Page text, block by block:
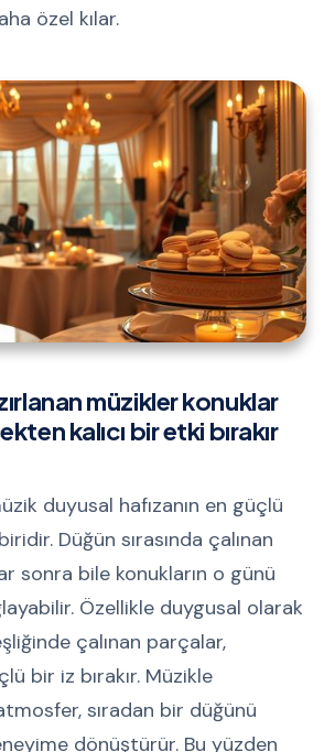
özel kılar.
müzikler konuklar
kalıcı bir etki bırakır
duyusal hafızanın en güçlü
Düğün sırasında çalınan
sonra bile konukların o günü
Özellikle duygusal olarak
çalınan parçalar,
bir iz bırakır. Müzikle
sıradan bir düğünü
dönüştürür. Bu yüzden